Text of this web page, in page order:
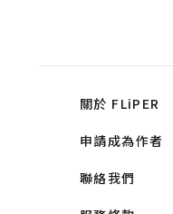
關於 FLiPER
申請成為作者
聯絡我們